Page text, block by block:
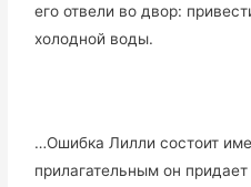
его отвели во двор:
холодной воды.
…Ошибка Лилли состоит
прилагательным он